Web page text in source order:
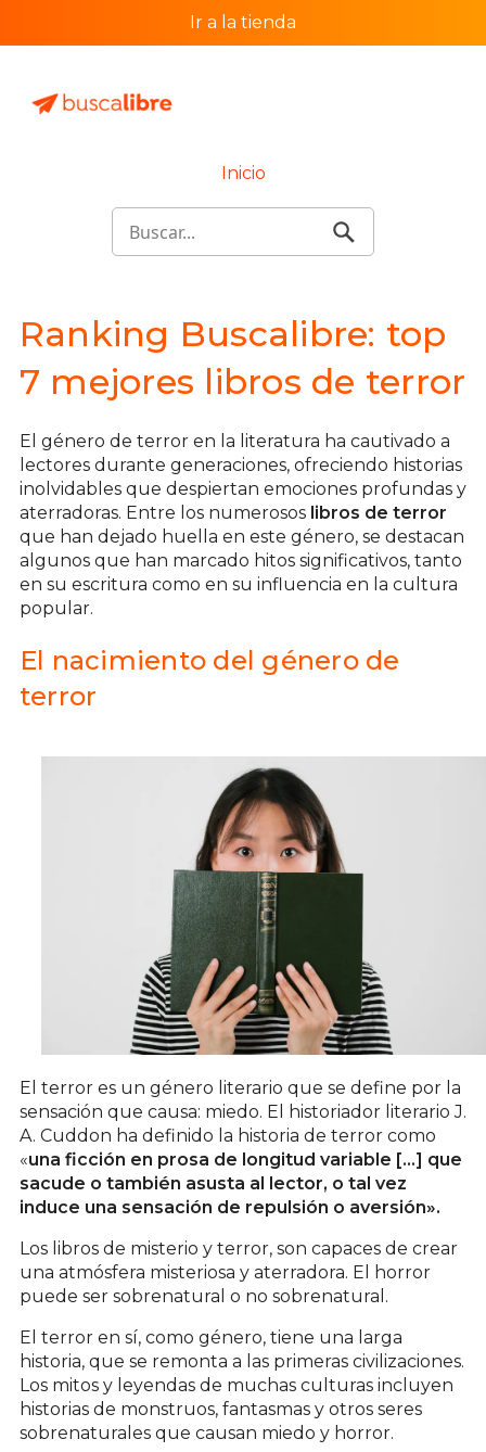
Ir a la tienda
Inicio
Ranking Buscalibre: top
7 mejores libros de terror
El género de terror en la literatura ha cautivado a
lectores durante generaciones, ofreciendo historias
inolvidables que despiertan emociones profundas y
aterradoras. Entre los numerosos libros de terror
que han dejado huella en este género, se destacan
algunos que han marcado hitos significativos, tanto
en su escritura como en su influencia en la cultura
popular.
El nacimiento del género de
terror
El terror es un género literario que se define por la
sensación que causa: miedo. El historiador literario J.
A. Cuddon ha definido la historia de terror como
«una ficción en prosa de longitud variable [...] que
sacude o también asusta al lector, o tal vez
induce una sensación de repulsión o aversión».
Los libros de misterio y terror, son capaces de crear
una atmósfera misteriosa y aterradora. El horror
puede ser sobrenatural o no sobrenatural.
El terror en sí, como género, tiene una larga
historia, que se remonta a las primeras civilizaciones.
Los mitos y leyendas de muchas culturas incluyen
historias de monstruos, fantasmas y otros seres
sobrenaturales que causan miedo y horror.